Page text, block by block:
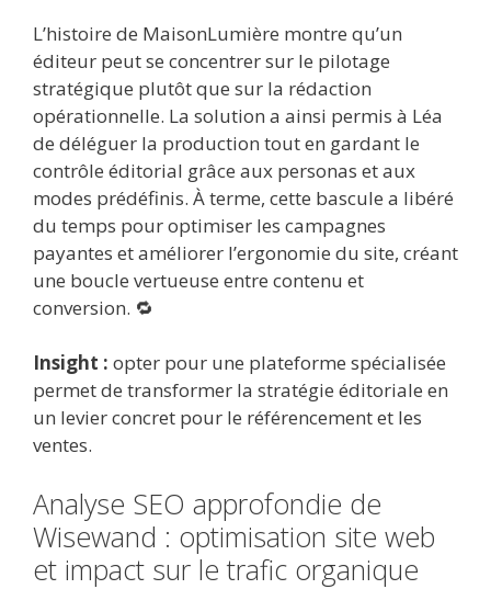
L’histoire de MaisonLumière montre qu’un
éditeur peut se concentrer sur le pilotage
stratégique plutôt que sur la rédaction
opérationnelle. La solution a ainsi permis à Léa
de déléguer la production tout en gardant le
contrôle éditorial grâce aux personas et aux
modes prédéfinis. À terme, cette bascule a libéré
du temps pour optimiser les campagnes
payantes et améliorer l’ergonomie du site, créant
une boucle vertueuse entre contenu et
conversion. 🔁
Insight : opter pour une plateforme spécialisée
permet de transformer la stratégie éditoriale en
un levier concret pour le référencement et les
ventes.
Analyse SEO approfondie de
Wisewand : optimisation site web
et impact sur le trafic organique